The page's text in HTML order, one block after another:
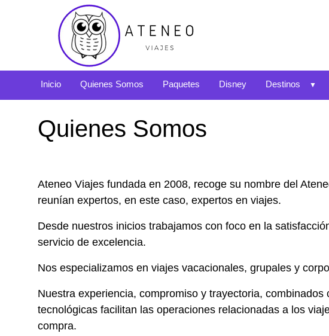
Inicio Quienes Somos Paquetes Disney Destinos
Quienes Somos
Ateneo Viajes fundada en 2008, recoge su nombre del
reunían expertos, en este caso, expertos en viajes.
Desde nuestros inicios trabajamos con foco en la
servicio de excelencia.
Nos especializamos en viajes vacacionales, grupales y
Nuestra experiencia, compromiso y trayectoria,
tecnológicas facilitan las operaciones relacionadas a los
compra.